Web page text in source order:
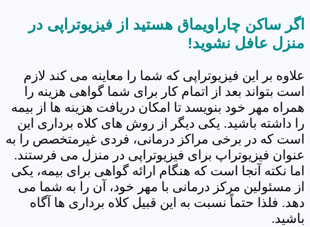
اگر ساکن چاراویماق هستید از فیزیوتراپی در
منزل عافل نشوید!
علاوه بر این فیزیوتراپی که شما را معاینه می کند لازم
است بتواند بعد از اتمام کار برای شما گواهی هزینه را
همراه مهر خود بنویسد تا امکان دریافت هزینه ها از بیمه
را داشته باشید. یکی دیگر از روش های کلاه برداری این
است که در برخی مراکز درمانی، فردی غیرمتخصص را به
عنوان فیزیوتراپ برای فیزیوتراپی در منزل می فرستند.
اما نکته آنجا است که هنگام ارائه گواهی برای بیمه، یکی
از مسئولین مرکز درمانی با مهر خود، آن را به شما می
دهد. فلذا حتماً نسبت به این قبیل کلاه برداری ها آگاه
باشید.